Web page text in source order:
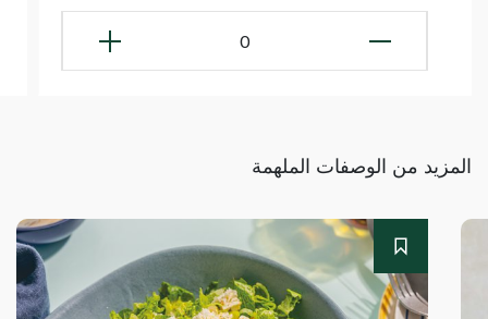
0
المزيد من الوصفات الملهمة